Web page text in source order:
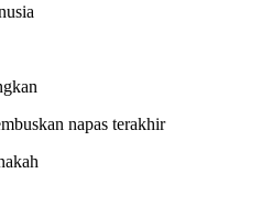
napas terakhir